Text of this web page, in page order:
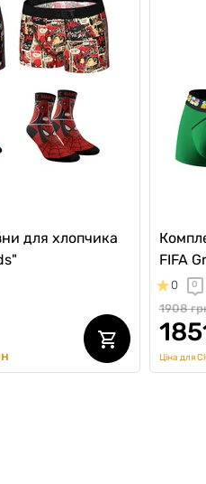
для хлопчика
FIFA
0 0
1908
Ціна для